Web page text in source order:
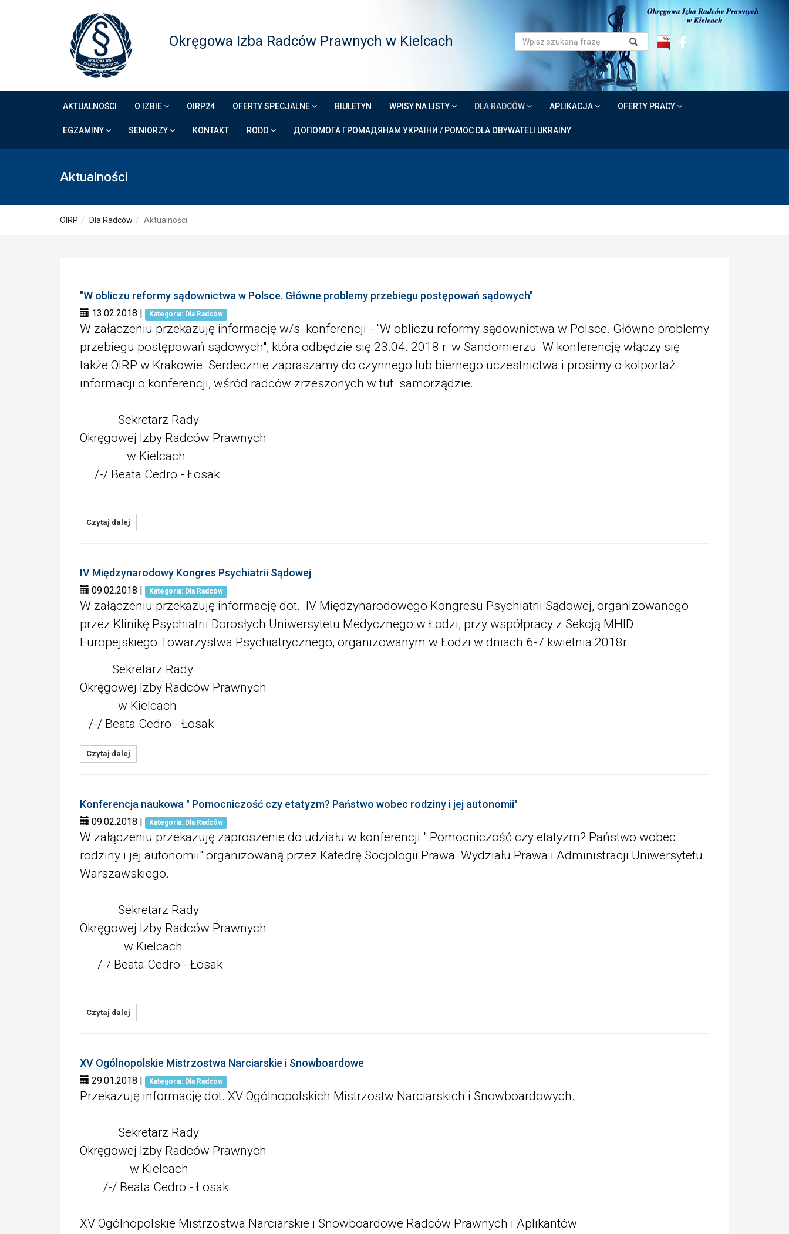
Okręgowa Izba Radców Prawnych w Kielcach
AKTUALNOŚCI O IZBIE OIRP24 OFERTY SPECJALNE BIULETYN WPISY NA LISTY DLA RADCÓW APLIKACJA OFERTY PRACY
EGZAMINY SENIORZY KONTAKT RODO ДОПОМОГА ГРОМАДЯНАМ УКРАЇНИ / POMOC DLA OBYWATELI UKRAINY
Aktualności
OIRP Dla Radców Aktualności
"W obliczu reformy sądownictwa w Polsce. Główne problemy przebiegu postępowań sądowych"
13.02.2018 | Kategoria: Dla Radców
W załączeniu przekazuję informację w/s konferencji - "W obliczu reformy sądownictwa w Polsce. Główne problemy
przebiegu postępowań sądowych", która odbędzie się 23.04. 2018 r. w Sandomierzu. W konferencję włączy się
także OIRP w Krakowie. Serdecznie zapraszamy do czynnego lub biernego uczestnictwa i prosimy o kolportaż
informacji o konferencji, wśród radców zrzeszonych w tut. samorządzie.
Sekretarz Rady
Okręgowej Izby Radców Prawnych
w Kielcach
/-/ Beata Cedro - Łosak
Czytaj dalej
IV Międzynarodowy Kongres Psychiatrii Sądowej
09.02.2018 | Kategoria: Dla Radców
W załączeniu przekazuję informację dot. IV Międzynarodowego Kongresu Psychiatrii Sądowej, organizowanego
przez Klinikę Psychiatrii Dorosłych Uniwersytetu Medycznego w Łodzi, przy współpracy z Sekcją MHID
Europejskiego Towarzystwa Psychiatrycznego, organizowanym w Łodzi w dniach 6-7 kwietnia 2018r.
Sekretarz Rady
Okręgowej Izby Radców Prawnych
w Kielcach
/-/ Beata Cedro - Łosak
Czytaj dalej
Konferencja naukowa " Pomocniczość czy etatyzm? Państwo wobec rodziny i jej autonomii"
09.02.2018 | Kategoria: Dla Radców
W załączeniu przekazuję zaproszenie do udziału w konferencji " Pomocniczość czy etatyzm? Państwo wobec
rodziny i jej autonomii" organizowaną przez Katedrę Socjologii Prawa Wydziału Prawa i Administracji Uniwersytetu
Warszawskiego.
Sekretarz Rady
Okręgowej Izby Radców Prawnych
w Kielcach
/-/ Beata Cedro - Łosak
Czytaj dalej
XV Ogólnopolskie Mistrzostwa Narciarskie i Snowboardowe
29.01.2018 | Kategoria: Dla Radców
Przekazuję informację dot. XV Ogólnopolskich Mistrzostw Narciarskich i Snowboardowych.
Sekretarz Rady
Okręgowej Izby Radców Prawnych
w Kielcach
/-/ Beata Cedro - Łosak
XV Ogólnopolskie Mistrzostwa Narciarskie i Snowboardowe Radców Prawnych i Aplikantów